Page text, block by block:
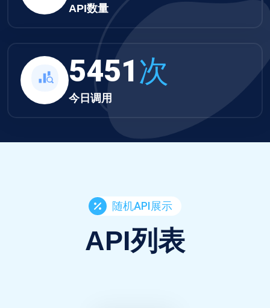
API数量
5639次
今日调用
随机API展示
API列表